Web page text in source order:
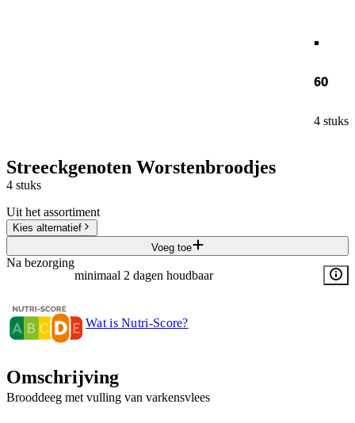
.
60
4 stuks
Streeckgenoten Worstenbroodjes
4 stuks
Uit het assortiment
Kies alternatief
Voeg toe
Na bezorging
minimaal 2 dagen houdbaar
Wat is Nutri-Score?
Omschrijving
Brooddeeg met vulling van varkensvlees